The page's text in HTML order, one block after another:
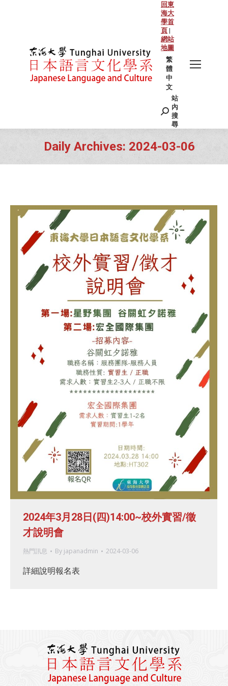
回東
海大
學首
頁 |
網站
地圖
繁
體
中
文
Search:
站
內
搜
尋
Daily Archives: 2024-03-06
You are here:
2024年3月28日(四)14:00~校外實習/徵
才說明會
熱門訊息 By japanadmin 2024-03-06
詳細說明報名表